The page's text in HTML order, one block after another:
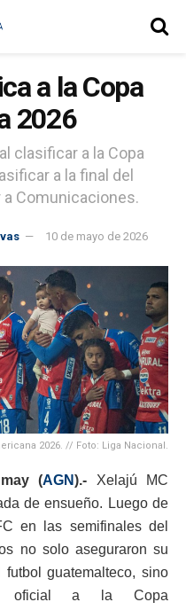
a la Copa
2026
clasificar a la Copa
a la final del
a Comunicaciones.
10 de mayo de 2026
2026. // Foto: Liga Nacional.
(AGN).- Xelajú MC
de ensueño. Luego de
en las semifinales del
no solo aseguraron su
guatemalteco, sino
oficial a la Copa